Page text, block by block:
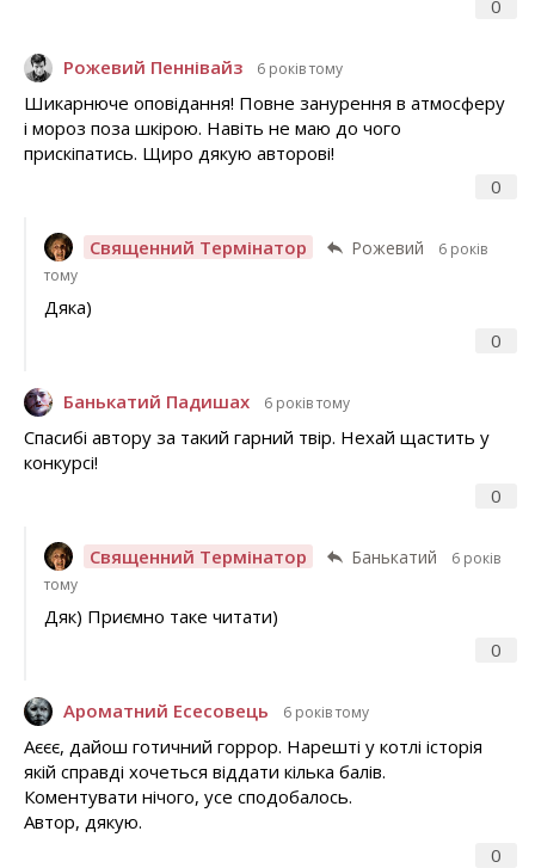
0
Рожевий Пеннівайз 6 років тому
0
Шикарнюче оповідання! Повне занурення в атмосферу
і мороз поза шкірою. Навіть не маю до чого
прискіпатись. Щиро дякую авторові!
Священний Термінатор Рожевий
6 років
тому
0
Дяка)
Банькатий Падишах 6 років тому
0
Спасибі автору за такий гарний твір. Нехай щастить у
конкурсі!
Священний Термінатор Банькатий
6 років
тому
0
Дяк) Приємно таке читати)
Ароматний Есесовець 6 років тому
0
Аєєє, дайош готичний горрор. Нарешті у котлі історія
якій справді хочеться віддати кілька балів.
Коментувати нічого, усе сподобалось.
Автор, дякую.